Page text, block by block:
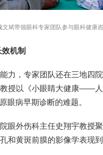
文斌带领眼科专家团队参与眼科健康
机制
力，专家团队还在三地四
授以《小眼睛大健康——
眼病早期诊断的难题。
眼外伤科主任史翔宇教授
和黄斑前膜的影像学表现